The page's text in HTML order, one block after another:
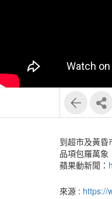
到超市及黃昏
品項包羅萬象
蘋果動新聞：
來源 : https://